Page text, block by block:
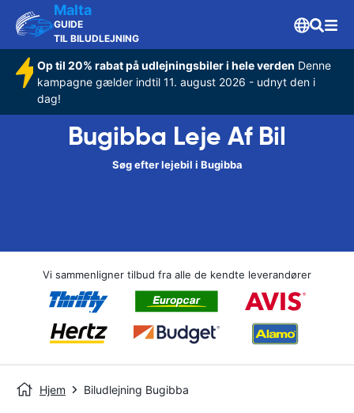
Malta
GUIDE
TIL BILUDLEJNING
Op til 20% rabat på udlejningsbiler i hele verden Denne
kampagne gælder indtil 11. august 2026 - udnyt den i
dag!
Bugibba Leje Af Bil
Søg efter lejebil i Bugibba
Vi sammenligner tilbud fra alle de kendte leverandører
Hjem Biludlejning Bugibba